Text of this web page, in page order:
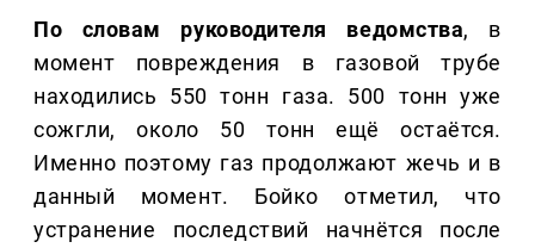
По словам руководителя ведомства, в
момент повреждения в газовой трубе
находились 550 тонн газа. 500 тонн уже
сожгли, около 50 тонн ещё остаётся.
Именно поэтому газ продолжают жечь и в
данный момент. Бойко отметил, что
устранение последствий начнётся после